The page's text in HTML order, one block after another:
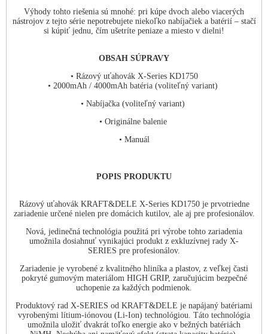
Výhody tohto riešenia sú mnohé: pri kúpe dvoch alebo viacerých
nástrojov z tejto série nepotrebujete niekoľko nabíjačiek a batérií – stačí
si kúpiť jednu, čím ušetríte peniaze a miesto v dielni!
OBSAH SÚPRAVY
• Rázový uťahovák X-Series KD1750
• 2000mAh / 4000mAh batéria (voliteľný variant)
• Nabíjačka (voliteľný variant)
• Originálne balenie
• Manuál
POPIS PRODUKTU
Rázový uťahovák KRAFT&DELE X-Series KD1750 je prvotriedne
zariadenie určené nielen pre domácich kutilov, ale aj pre profesionálov.
Nová, jedinečná technológia použitá pri výrobe tohto zariadenia
umožnila dosiahnuť vynikajúci produkt z exkluzívnej rady X-
SERIES pre profesionálov.
Zariadenie je vyrobené z kvalitného hliníka a plastov, z veľkej časti
pokryté gumovým materiálom HIGH GRIP, zaručujúcim bezpečné
uchopenie za každých podmienok.
Produktový rad X-SERIES od KRAFT&DELE je napájaný batériami
vyrobenými lítium-iónovou (Li-Ion) technológiou. Táto technológia
umožnila uložiť dvakrát toľko energie ako v bežných batériách